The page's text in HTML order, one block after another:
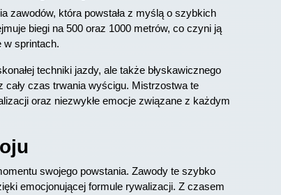
zawodów, która powstała z myślą o szybkich
biegi na 500 oraz 1000 metrów, co czyni ją
w sprintach.
techniki jazdy, ale także błyskawicznego
czas trwania wyścigu. Mistrzostwa te
oraz niezwykłe emocje związane z każdym
swojego powstania. Zawody te szybko
emocjonującej formule rywalizacji. Z czasem